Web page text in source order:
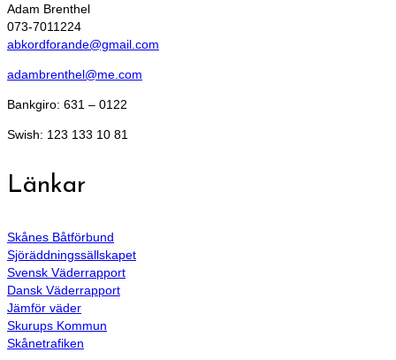
Adam Brenthel
073-7011224
abkordforande@gmail.com
adambrenthel@me.com
Bankgiro: 631 – 0122
Swish: 123 133 10 81
Länkar
Skånes Båtförbund
Sjöräddningssällskapet
Svensk Väderrapport
Dansk Väderrapport
Jämför väder
Skurups Kommun
Skånetrafiken